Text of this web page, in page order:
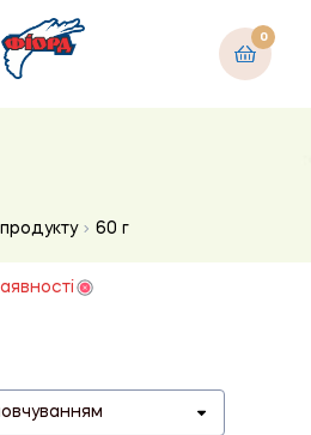
0
60 г